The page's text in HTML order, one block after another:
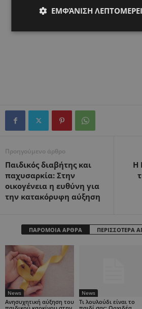
Προηγούμενο άρθρο
Παιδικός διαβήτης και
παχυσαρκία: Στην
οικογένεια η ευθύνη για
την κατακόρυφη αύξηση
Η
ΠΑΡΟΜΟΙΑ ΑΡΘΡΑ ΠΕΡΙΣΣΟΤΕΡΑ
News
Ανησυχητική αύξηση του
News
Τι λουλούδι είναι το
ΕΜΦΆΝΙΣΗ